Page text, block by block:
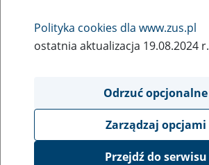
Rodzaj wydarzenia
Szkolenia
Obszar merytoryczny
obsługa klientów
Opis wydarzenia
Polityka cookies dla www.zus.pl
ostatnia aktualizacja 19.08.2024 r.
Odrzuć opcjonalne
Zarządzaj opcjami
Przejdź do serwisu